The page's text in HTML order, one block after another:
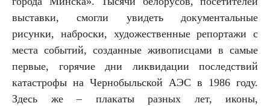
выставки, смогли увидеть документальные
рисунки, наброски, художественные репортажи с
места событий, созданные живописцами в самые
первые, горячие дни ликвидации последствий
катастрофы на Чернобыльской АЭС в 1986 году.
Здесь же – плакаты разных лет, иконы,